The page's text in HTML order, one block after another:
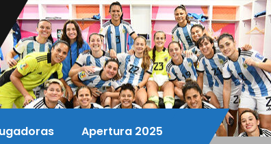
Apertura 2025